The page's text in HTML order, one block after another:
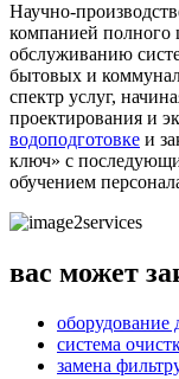
Научно-
компанией полного
обслуживанию
бытовых и
спектр услуг,
проектирования и
водоподготовке и
ключ» с
обучением
вас может
оборудование
система
замена